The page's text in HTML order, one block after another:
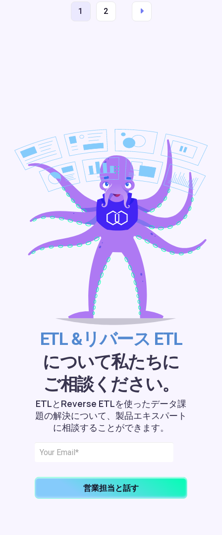
1 2
ETL &リバース ETL
について私たちに
ご相談ください。
ETLとReverse ETLを使ったデータ課
題の解決について、製品エキスパート
に相談することができます。
営業担当と話す